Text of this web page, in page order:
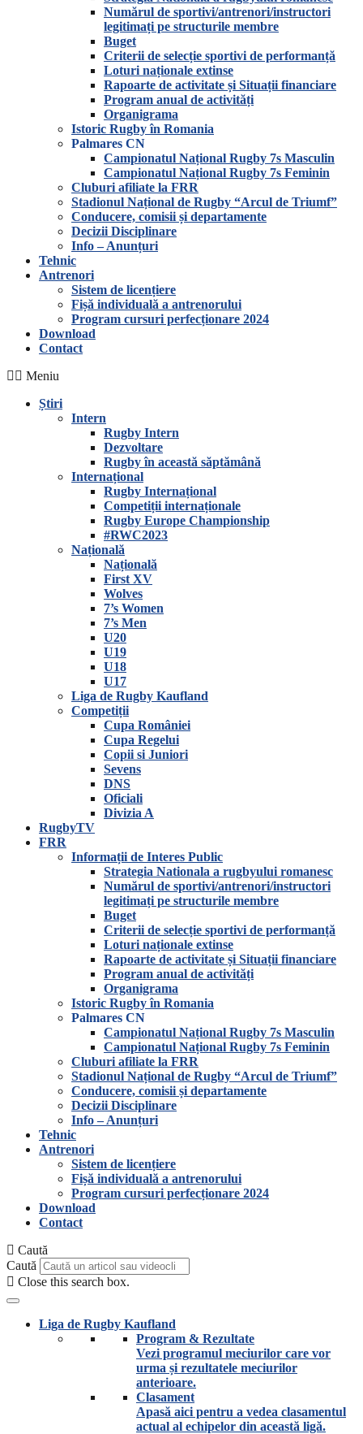
Numărul de sportivi/antrenori/instructori
legitimați pe structurile membre
Buget
Criterii de selecție sportivi de performanță
Loturi naționale extinse
Rapoarte de activitate și Situații financiare
Program anual de activități
Organigrama
Istoric Rugby în Romania
Palmares CN
Campionatul Național Rugby 7s Masculin
Campionatul Național Rugby 7s Feminin
Cluburi afiliate la FRR
Stadionul Național de Rugby “Arcul de Triumf”
Conducere, comisii și departamente
Decizii Disciplinare
Info – Anunțuri
Tehnic
Antrenori
Sistem de licențiere
Fișă individuală a antrenorului
Program cursuri perfecționare 2024
Download
Contact
Meniu
Știri
Intern
Rugby Intern
Dezvoltare
Rugby în această săptămână
Internațional
Rugby Internațional
Competiții internaționale
Rugby Europe Championship
#RWC2023
Națională
Națională
First XV
Wolves
7’s Women
7’s Men
U20
U19
U18
U17
Liga de Rugby Kaufland
Competiții
Cupa României
Cupa Regelui
Copii si Juniori
Sevens
DNS
Oficiali
Divizia A
RugbyTV
FRR
Informații de Interes Public
Strategia Nationala a rugbyului romanesc
Numărul de sportivi/antrenori/instructori
legitimați pe structurile membre
Buget
Criterii de selecție sportivi de performanță
Loturi naționale extinse
Rapoarte de activitate și Situații financiare
Program anual de activități
Organigrama
Istoric Rugby în Romania
Palmares CN
Campionatul Național Rugby 7s Masculin
Campionatul Național Rugby 7s Feminin
Cluburi afiliate la FRR
Stadionul Național de Rugby “Arcul de Triumf”
Conducere, comisii și departamente
Decizii Disciplinare
Info – Anunțuri
Tehnic
Antrenori
Sistem de licențiere
Fișă individuală a antrenorului
Program cursuri perfecționare 2024
Download
Contact
Caută
Caută
Close this search box.
Liga de Rugby Kaufland
Program & Rezultate
Vezi programul meciurilor care vor
urma și rezultatele meciurilor
anterioare.
Clasament
Apasă aici pentru a vedea clasamentul
actual al echipelor din această ligă.